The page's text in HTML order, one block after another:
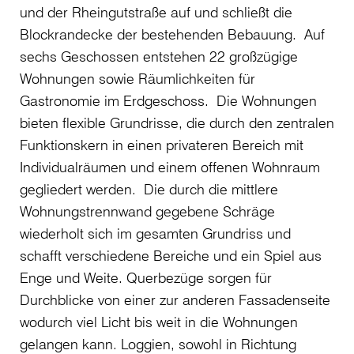
und der Rheingutstraße auf und schließt die
Blockrandecke der bestehenden Bebauung. Auf
sechs Geschossen entstehen 22 großzügige
Wohnungen sowie Räumlichkeiten für
Gastronomie im Erdgeschoss. Die Wohnungen
bieten flexible Grundrisse, die durch den zentralen
Funktionskern in einen privateren Bereich mit
Individualräumen und einem offenen Wohnraum
gegliedert werden. Die durch die mittlere
Wohnungstrennwand gegebene Schräge
wiederholt sich im gesamten Grundriss und
schafft verschiedene Bereiche und ein Spiel aus
Enge und Weite. Querbezüge sorgen für
Durchblicke von einer zur anderen Fassadenseite
wodurch viel Licht bis weit in die Wohnungen
gelangen kann. Loggien, sowohl in Richtung